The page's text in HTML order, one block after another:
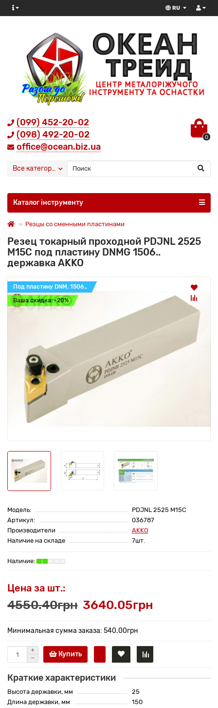
RU
(099) 452-20-02
(098) 492-20-02
office@ocean.biz.ua
0
Все категории
Каталог інструменту
Резцы со сменными пластинами
Резец токарный проходной PDJNL 2525
M15C под пластину DNMG 1506..
державка AKKO
Под пластину DNM. 1506..
Ваша скидка: -20%
Модель:
PDJNL 2525 M15C
Артикул:
036787
Производители
AKKO
Наличие на складе
7шт.
Цена за шт.:
4550.40грн 3640.05грн
Минимальная сумма заказа: 540.00грн
Купить
Краткие характеристики
Высота державки, мм
25
Длина державки, мм
150